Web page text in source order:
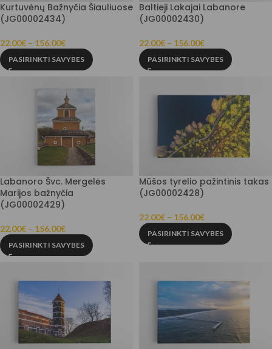
Kurtuvėnų Bažnyčia Šiauliuose
(JG00002434)
22.00€ – 156.00€
PASIRINKTI SAVYBES
Baltieji Lakajai Labanore
(JG00002430)
22.00€ – 156.00€
PASIRINKTI SAVYBES
Labanoro Švc. Mergelės
Marijos bažnyčia
(JG00002429)
22.00€ – 156.00€
PASIRINKTI SAVYBES
Mūšos tyrelio pažintinis takas
(JG00002428)
22.00€ – 156.00€
PASIRINKTI SAVYBES